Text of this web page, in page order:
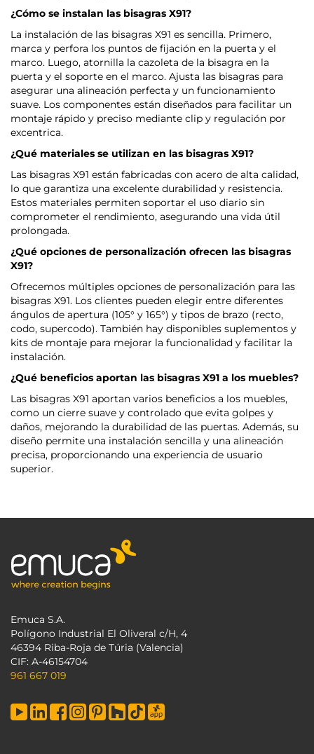
¿Cómo se instalan las bisagras X91?
La instalación de las bisagras X91 es sencilla. Primero,
marca y perfora los puntos de fijación en la puerta y el
marco. Luego, atornilla la cazoleta de la bisagra en la
puerta y el soporte en el marco. Ajusta las bisagras para
asegurar una alineación perfecta y un funcionamiento
suave. Los componentes están diseñados para facilitar un
montaje rápido y preciso mediante clip y regulación por
excentrica.
¿Qué materiales se utilizan en las bisagras X91?
Las bisagras X91 están fabricadas con acero de alta calidad,
lo que garantiza una excelente durabilidad y resistencia.
Estos materiales permiten soportar el uso diario sin
comprometer el rendimiento, asegurando una vida útil
prolongada.
¿Qué opciones de personalización ofrecen las bisagras
X91?
Ofrecemos múltiples opciones de personalización para las
bisagras X91. Los clientes pueden elegir entre diferentes
ángulos de apertura (105° y 165°) y tipos de brazo (recto,
codo, supercodo). También hay disponibles suplementos y
kits de montaje para mejorar la funcionalidad y facilitar la
instalación.
¿Qué beneficios aportan las bisagras X91 a los muebles?
Las bisagras X91 aportan varios beneficios a los muebles,
como un cierre suave y controlado que evita golpes y
daños, mejorando la durabilidad de las puertas. Además, su
diseño permite una instalación sencilla y una alineación
precisa, proporcionando una experiencia de usuario
superior.
Emuca S.A.
Polígono Industrial El Oliveral c/H, 4
46394 Riba-Roja de Túria (Valencia)
CIF: A-46154704
961 667 019